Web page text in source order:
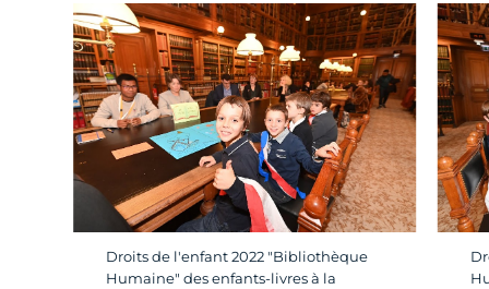
Droits de l'enfant 2022 "Bibliothèque
Humaine" des enfants-livres à la